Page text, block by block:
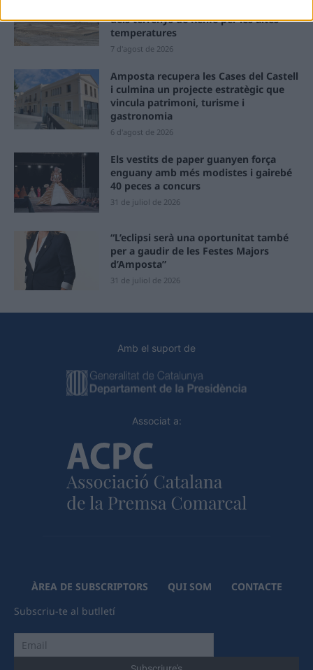
dels terrenys de Renfe per les altes
temperatures
7 d'agost de 2026
Amposta recupera les Cases del Castell
i culmina un projecte estratègic que
vincula patrimoni, turisme i
gastronomia
6 d'agost de 2026
Els vestits de paper guanyen força
enguany amb més modistes i gairebé
40 peces a concurs
31 de juliol de 2026
“L’eclipsi serà una oportunitat també
per a gaudir de les Festes Majors
d’Amposta”
31 de juliol de 2026
Amb el suport de
Associat a:
ÀREA DE SUBSCRIPTORS QUI SOM
CONTACTE
Subscriu-te al butlletí